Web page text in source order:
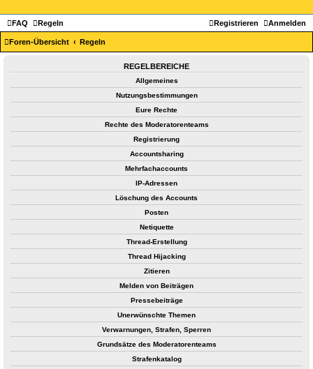
FAQ Regeln Anmelden
Registrieren
Foren-Übersicht Regeln
REGELBEREICHE
Allgemeines
Nutzungsbestimmungen
Eure Rechte
Rechte des Moderatorenteams
Registrierung
Accountsharing
Mehrfachaccounts
IP-Adressen
Löschung des Accounts
Posten
Netiquette
Thread-Erstellung
Thread Hijacking
Zitieren
Melden von Beiträgen
Pressebeiträge
Unerwünschte Themen
Verwarnungen, Strafen, Sperren
Grundsätze des Moderatorenteams
Strafenkatalog